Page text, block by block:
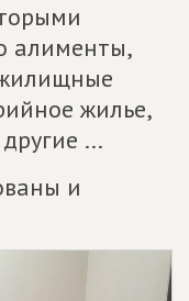
алименты,
жилье,
...
и